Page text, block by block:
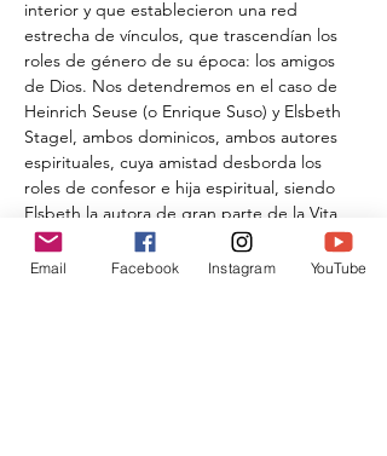
interior y que establecieron una red
estrecha de vínculos, que trascendían los
roles de género de su época: los amigos
de Dios. Nos detendremos en el caso de
Heinrich Seuse (o Enrique Suso) y Elsbeth
Stagel, ambos dominicos, ambos autores
espirituales, cuya amistad desborda los
roles de confesor e hija espiritual, siendo
Elsbeth la autora de gran parte de la Vita
de su amigo, “el Servidor de la Sabiduría”.
Finalmente ofreceremos su propuesta
Email Facebook Instagram YouTube